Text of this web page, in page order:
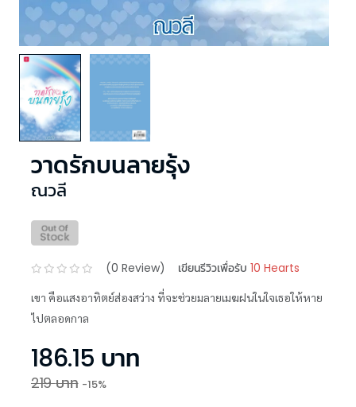
วาดรักบนลายรุ้ง
ณวลี
(0 Review) เขียนรีวิวเพื่อรับ 10 Hearts
เขา คือแสงอาทิตย์ส่องสว่าง ที่จะช่วยมลายเมฆฝนในใจเธอให้หาย
ไปตลอดกาล
186.15 บาท
219บาท -15%